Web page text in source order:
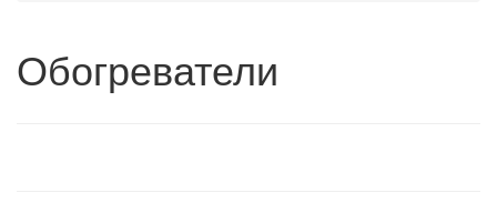
Обогреватели